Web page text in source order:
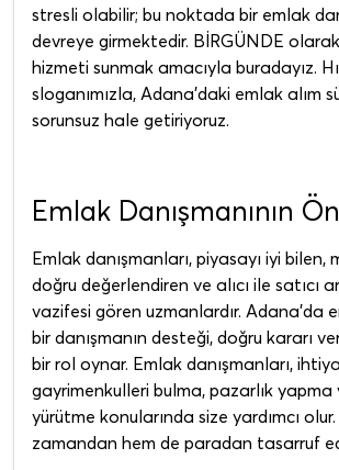
stresli olabilir; bu noktada bir emlak
devreye girmektedir. BİRGÜNDE
hizmeti sunmak amacıyla buradayız.
sloganımızla, Adana'daki emlak alım
sorunsuz hale getiriyoruz.
Emlak Danışmanının
Emlak danışmanları, piyasayı iyi bilen,
doğru değerlendiren ve alıcı ile satıcı
vazifesi gören uzmanlardır. Adana'da
bir danışmanın desteği, doğru kararı
bir rol oynar. Emlak danışmanları,
gayrimenkulleri bulma, pazarlık yapma
yürütme konularında size yardımcı
zamandan hem de paradan tasarruf